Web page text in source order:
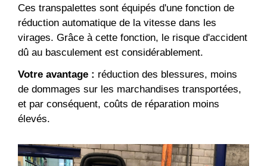
Ces transpalettes sont équipés d'une fonction de
réduction automatique de la vitesse dans les
virages. Grâce à cette fonction, le risque d'accident
dû au basculement est considérablement.
Votre avantage : réduction des blessures, moins
de dommages sur les marchandises transportées,
et par conséquent, coûts de réparation moins
élevés.